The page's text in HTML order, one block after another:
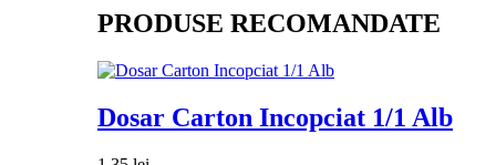
PRODUSE RECOMANDATE
Dosar Carton Incopciat 1/1 Alb